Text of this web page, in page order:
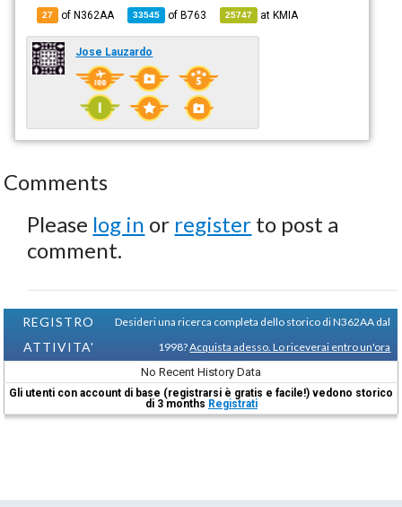
27 of N362AA 33545 ofB763 25747 atKMIA
Jose Lauzardo
Comments
Please log in or register to post a
comment.
REGISTRO
ATTIVITA'
Desideri una ricerca completa dello storico di N362AA dal
1998?Acquista adesso. Lo riceverai entro un'ora
No Recent History Data
Gli utenti con account di base (registrarsi è gratis e facile!) vedono storico
di 3 months Registrati